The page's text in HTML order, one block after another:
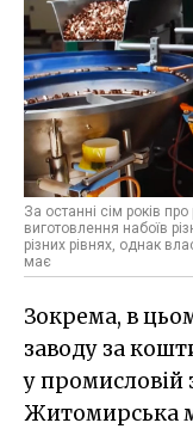
За останні сім років
виготовлення набоїв
різних рівнях, однак
має
Зокрема, в
заводу за
у промисловій
Житомирська